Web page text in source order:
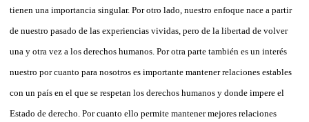
tienen una importancia singular. Por otro lado, nuestro enfoque nace a partir
de nuestro pasado de las experiencias vividas, pero de la libertad de volver
una y otra vez a los derechos humanos. Por otra parte también es un interés
nuestro por cuanto para nosotros es importante mantener relaciones estables
con un país en el que se respetan los derechos humanos y donde impere el
Estado de derecho. Por cuanto ello permite mantener mejores relaciones